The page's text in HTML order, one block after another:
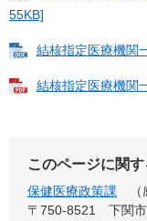
55KB]
結核指定医療機関
結核指定医療機関
このページに関
保健医療政策課
〒750-8521
下関